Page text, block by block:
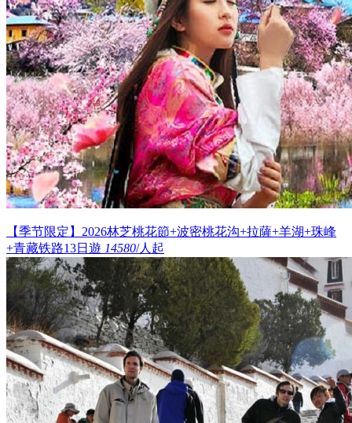
【季节限定】2026林芝桃花節+波密桃花沟+拉薩+羊湖+珠峰
+青藏铁路13日遊 14580/人起